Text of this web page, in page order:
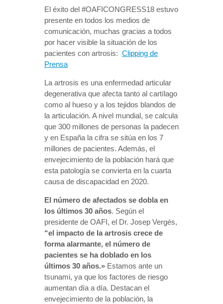
El éxito del #OAFICONGRESS18 estuvo
presente en todos los medios de
comunicación, muchas gracias a todos
por hacer visible la situación de los
pacientes con artrosis: Clipping de
Prensa
La artrosis es una enfermedad articular
degenerativa que afecta tanto al cartílago
como al hueso y a los tejidos blandos de
la articulación. A nivel mundial, se calcula
que 300 millones de personas la padecen
y en España la cifra se sitúa en los 7
millones de pacientes. Además, el
envejecimiento de la población hará que
esta patología se convierta en la cuarta
causa de discapacidad en 2020.
El número de afectados se dobla en
los últimos 30 años. Según el
presidente de OAFI, el Dr. Josep Vergés,
“el impacto de la artrosis crece de
forma alarmante, el número de
pacientes se ha doblado en los
últimos 30 años.» Estamos ante un
tsunami, ya que los factores de riesgo
aumentan día a día. Destacan el
envejecimiento de la población, la